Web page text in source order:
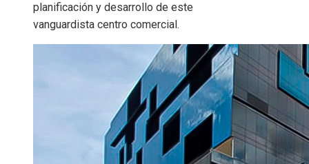
planificación y desarrollo de este
vanguardista centro comercial.